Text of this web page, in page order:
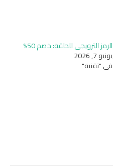
الرمز الترويجي للحلقة: خصم 50%
يونيو 7, 2026
في "تقنية"